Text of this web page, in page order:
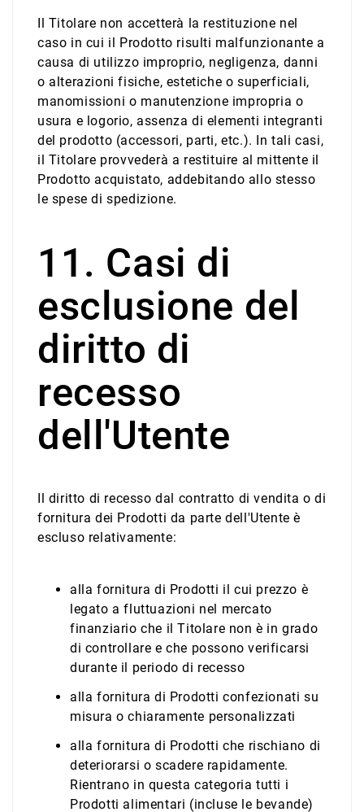
Il Titolare non accetterà la restituzione nel
caso in cui il Prodotto risulti malfunzionante a
causa di utilizzo improprio, negligenza, danni
o alterazioni fisiche, estetiche o superficiali,
manomissioni o manutenzione impropria o
usura e logorio, assenza di elementi integranti
del prodotto (accessori, parti, etc.). In tali casi,
il Titolare provvederà a restituire al mittente il
Prodotto acquistato, addebitando allo stesso
le spese di spedizione.
11. Casi di
esclusione del
diritto di
recesso
dell'Utente
Il diritto di recesso dal contratto di vendita o di
fornitura dei Prodotti da parte dell'Utente è
escluso relativamente:
alla fornitura di Prodotti il cui prezzo è
legato a fluttuazioni nel mercato
finanziario che il Titolare non è in grado
di controllare e che possono verificarsi
durante il periodo di recesso
alla fornitura di Prodotti confezionati su
misura o chiaramente personalizzati
alla fornitura di Prodotti che rischiano di
deteriorarsi o scadere rapidamente.
Rientrano in questa categoria tutti i
Prodotti alimentari (incluse le bevande)